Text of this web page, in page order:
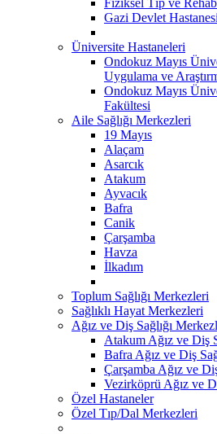
Gazi Devlet Hastanesi
Üniversite Hastaneleri
Ondokuz Mayıs
Uygulama ve
Ondokuz Mayıs
Fakültesi
Aile Sağlığı Merkezleri
19 Mayıs
Alaçam
Asarcık
Atakum
Ayvacık
Bafra
Canik
Çarşamba
Havza
İlkadım
Toplum Sağlığı Merkezleri
Sağlıklı Hayat Merkezleri
Ağız ve Diş Sağlığı
Atakum Ağız ve Diş
Bafra Ağız ve Diş
Çarşamba Ağız ve
Vezirköprü Ağız ve
Özel Hastaneler
Özel Tıp/Dal Merkezleri